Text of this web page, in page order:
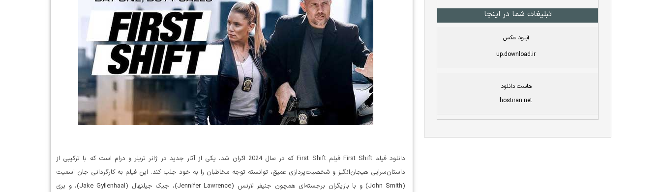
تبلیغات شما در اینجا
آپلود عکس
up.download.ir
هاست دانلود
hostiran.net
دانلود فیلم First Shift فیلم First Shift که در سال 2024 اکران شد، یکی از آثار جدید در ژانر تریلر و درام است که با ترکیبی از
داستان‌سرایی هیجان‌انگیز و شخصیت‌پردازی عمیق، توانسته توجه مخاطبان را به خود جلب کند. این فیلم به کارگردانی جان اسمیت
(John Smith) و با بازیگران برجسته‌ای همچون جنیفر لارنس (Jennifer Lawrence)، جیک جیلنهال (Jake Gyllenhaal)، و بری